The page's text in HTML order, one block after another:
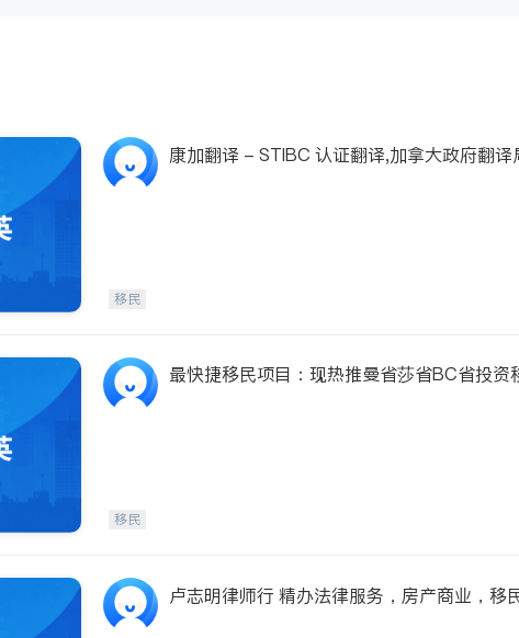
康加翻译 - STIBC 认证翻译,加拿大政府翻译
移民
最快捷移民项目：现热推曼省莎省BC省投资
移民
卢志明律师行 精办法律服务，房产商业，移